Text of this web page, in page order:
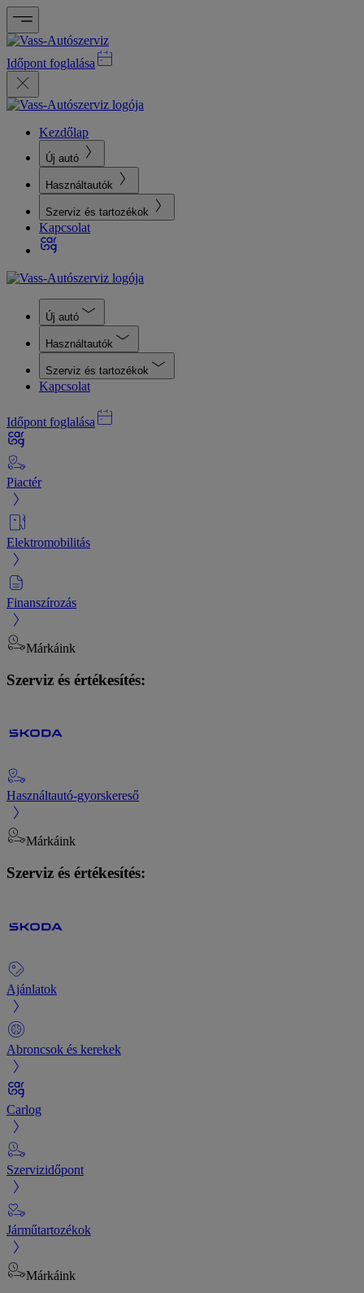
Időpont foglalása
Kezdőlap
Új autó
Használtautók
Szerviz és tartozékok
Kapcsolat
Új autó
Használtautók
Szerviz és tartozékok
Kapcsolat
Időpont foglalása
Piactér
Elektromobilitás
Finanszírozás
Márkáink
Szerviz és értékesítés:
Használtautó-gyorskereső
Márkáink
Szerviz és értékesítés:
Ajánlatok
Abroncsok és kerekek
Carlog
Szervizidőpont
Járműtartozékok
Márkáink